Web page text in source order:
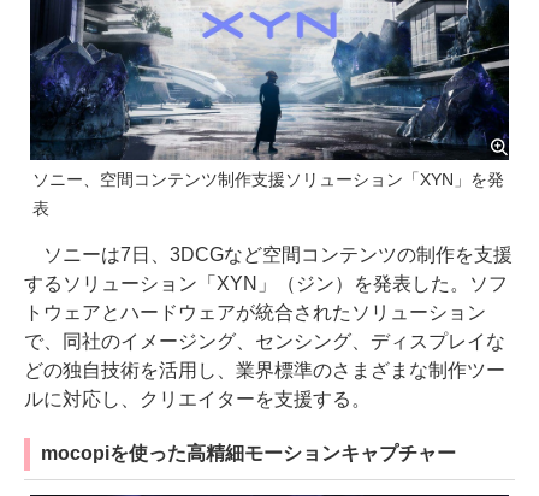
ソニー、空間コンテンツ制作支援ソリューション「XYN」を発
表
ソニーは7日、3DCGなど空間コンテンツの制作を支援
するソリューション「XYN」（ジン）を発表した。ソフ
トウェアとハードウェアが統合されたソリューション
で、同社のイメージング、センシング、ディスプレイな
どの独自技術を活用し、業界標準のさまざまな制作ツー
ルに対応し、クリエイターを支援する。
mocopiを使った高精細モーションキャプチャー